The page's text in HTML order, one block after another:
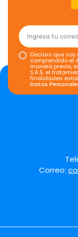
Declaro que soy
comprendido el
manera previa,
S.A.S. el
finalidades
Datos
Correo: